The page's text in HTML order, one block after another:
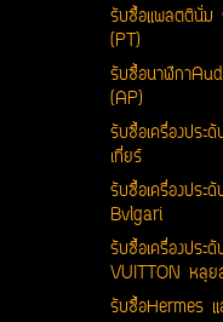
รับซื้อแพลตตินั่ม
(PT)
รับซื้อนาฬิกา
(AP)
รับซื้อเครื่องปร
เที่ยร์
รับซื้อเครื่องประ
Bvlgari
รับซื้อเครื่องประ
VUITTON หลุ
รับซื้อHermes แ